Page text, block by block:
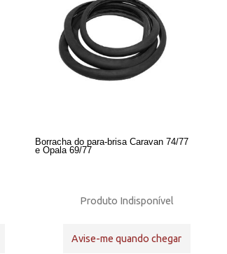
Borracha do para-brisa Caravan 74/77
e Opala 69/77
Produto Indisponível
Avise-me quando chegar